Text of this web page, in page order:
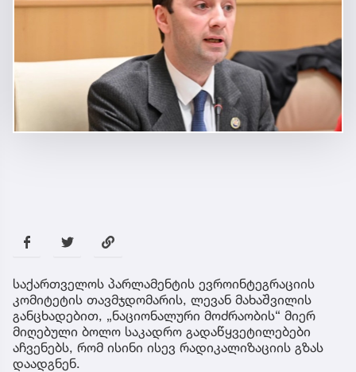
საქართველოს პარლამენტის ევროინტეგრაციის
კომიტეტის თავმჯდომარის, ლევან მახაშვილის
განცხადებით, „ნაციონალური მოძრაობის“ მიერ
მიღებული ბოლო საკადრო გადაწყვეტილებები
აჩვენებს, რომ ისინი ისევ რადიკალიზაციის გზას
დაადგნენ.